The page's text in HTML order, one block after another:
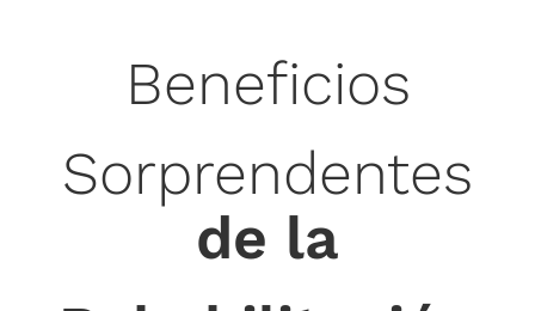
Beneficios
Sorprendentes
de la